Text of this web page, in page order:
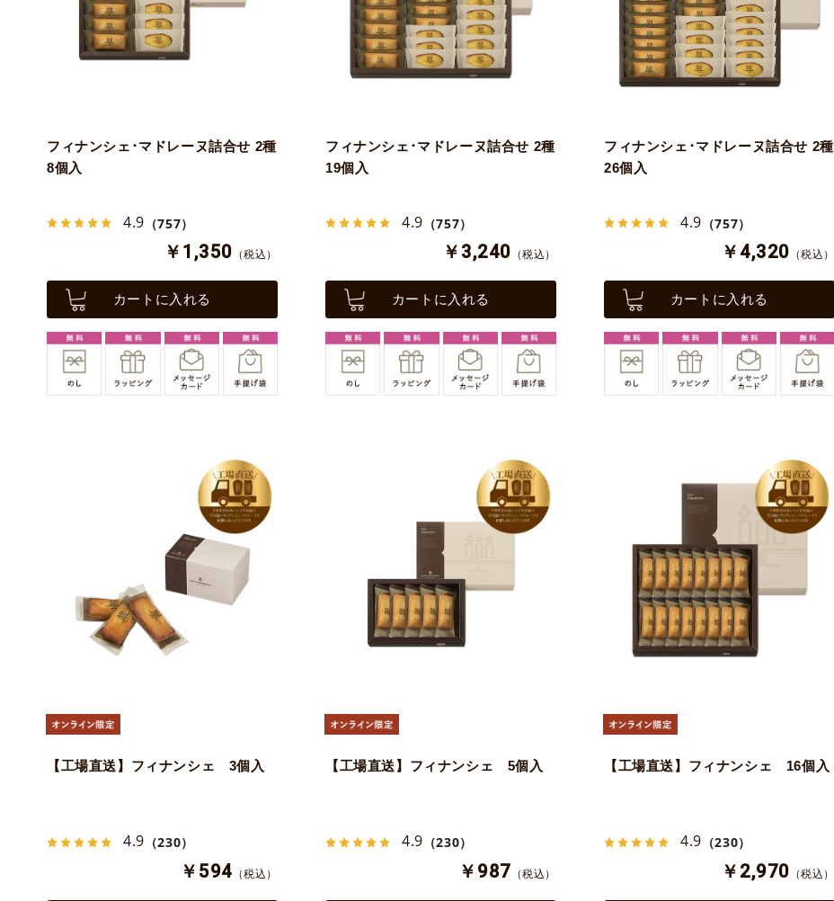
フィナンシェ･マドレーヌ詰合せ 2種
8個入
4.9 （757）
￥1,350 （税込）
カートに入れる
フィナンシェ･マドレーヌ詰合せ 2種
19個入
4.9 （757）
￥3,240 （税込）
カートに入れる
フィナンシェ･マドレーヌ詰合せ 2種
26個入
4.9 （757）
￥4,320 （税込）
カートに入れる
【工場直送】フィナンシェ 3個入
4.9 （230）
￥594 （税込）
【工場直送】フィナンシェ 5個入
4.9 （230）
￥987 （税込）
【工場直送】フィナンシェ 16個入
4.9 （230）
￥2,970 （税込）